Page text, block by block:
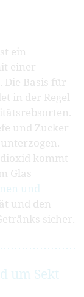
ein
einer
Basis für
in der Regel
und Zucker
kommt
Glas
und
und den
sicher.
um Sekt